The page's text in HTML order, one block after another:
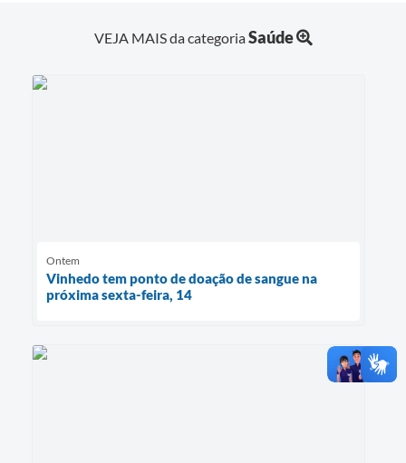
VEJA MAIS da categoriaSaúde
Ontem
Vinhedo tem ponto de doação de sangue na
próxima sexta-feira, 14